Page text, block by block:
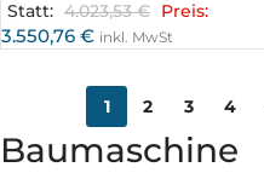
Statt: 4.023,53€ Preis:
3.550,76 € inkl. MwSt
1 2 3 4
Baumaschine